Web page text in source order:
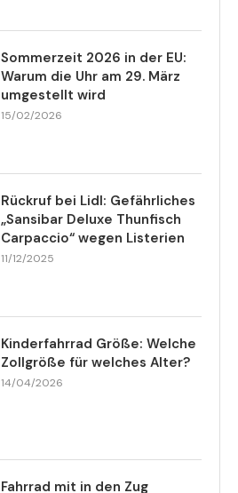
Sommerzeit 2026 in der EU:
Warum die Uhr am 29. März
umgestellt wird
15/02/2026
Rückruf bei Lidl: Gefährliches
„Sansibar Deluxe Thunfisch
Carpaccio“ wegen Listerien
11/12/2025
Kinderfahrrad Größe: Welche
Zollgröße für welches Alter?
14/04/2026
Fahrrad mit in den Zug